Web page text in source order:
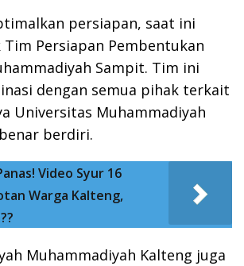
persiapan, saat ini
Persiapan Pembentukan
Sampit. Tim ini
dengan semua pihak terkait
Universitas Muhammadiyah
berdiri.
Video Syur 16
Warga Kalteng,
Muhammadiyah Kalteng juga